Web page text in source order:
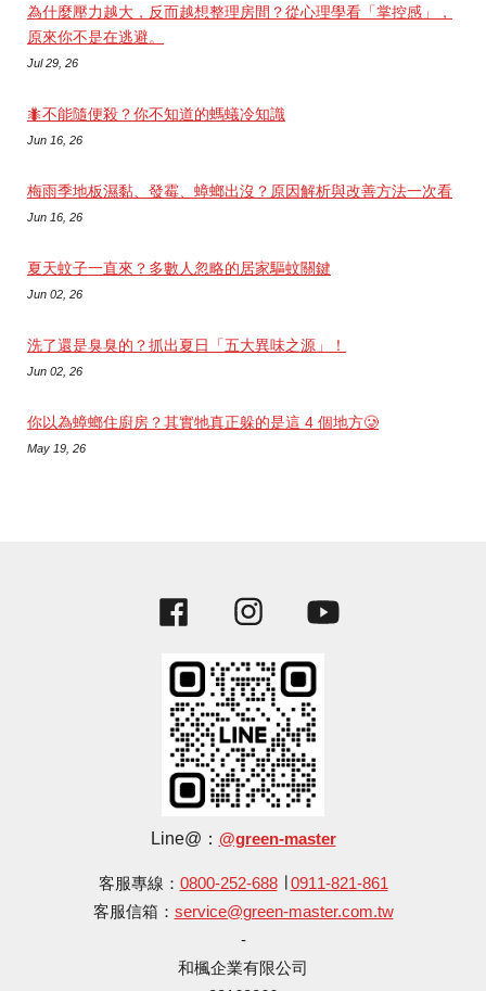
為什麼壓力越大，反而越想整理房間？從心理學看「掌控感」，
原來你不是在逃避。
Jul 29, 26
🐜不能隨便殺？你不知道的螞蟻冷知識
Jun 16, 26
梅雨季地板濕黏、發霉、蟑螂出沒？原因解析與改善方法一次看
Jun 16, 26
夏天蚊子一直來？多數人忽略的居家驅蚊關鍵
Jun 02, 26
洗了還是臭臭的？抓出夏日「五大異味之源」！
Jun 02, 26
你以為蟑螂住廚房？其實牠真正躲的是這 4 個地方🥲
May 19, 26
Facebook Instagram
Line@： @green-master
客服專線： 0800-252-688∣ 0911-821-861
客服信箱： service@green-master.com.tw
-
和楓企業有限公司